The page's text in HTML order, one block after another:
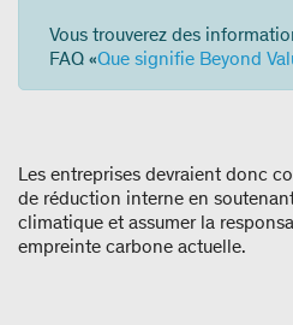
Vous trouverez des
FAQ «Que signifie Beyond
Les entreprises devraient donc
de réduction interne en
climatique et assumer la
empreinte carbone actuelle.